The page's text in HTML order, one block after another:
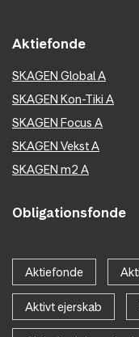
Aktiefonde
SKAGEN Global A
SKAGEN Kon-Tiki A
SKAGEN Focus A
SKAGEN Vekst A
SKAGEN m2 A
Obligationsfonde
Aktiefonde
Aktivt ejerskab